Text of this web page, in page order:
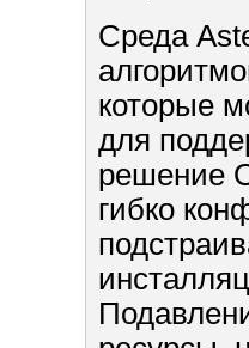
Среда
которые
для
решение
гибко